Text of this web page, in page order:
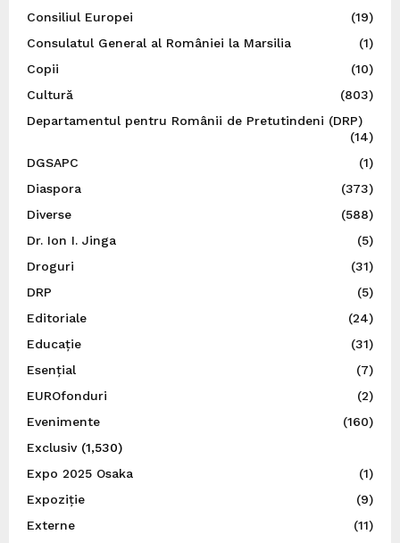
Consiliul Europei
(19)
Consulatul General al României la Marsilia
(1)
Copii
(10)
Cultură
(803)
Departamentul pentru Românii de Pretutindeni (DRP)
(14)
DGSAPC
(1)
Diaspora
(373)
Diverse
(588)
Dr. Ion I. Jinga
(5)
Droguri
(31)
DRP
(5)
Editoriale
(24)
Educație
(31)
Esențial
(7)
EUROfonduri
(2)
Evenimente
(160)
Exclusiv(1,530)
Expo 2025 Osaka
(1)
Expoziție
(9)
Externe
(11)